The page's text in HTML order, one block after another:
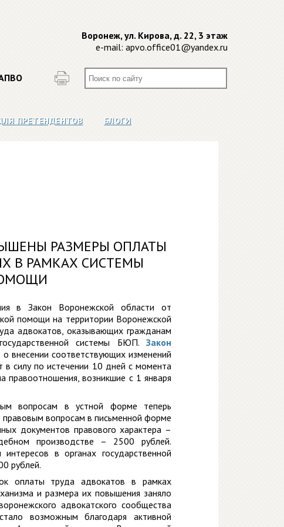
Воронеж, ул. Кирова, д. 22, 3 этаж
e-mail: apvo.office01@yandex.ru
ПРЕТЕНДЕНТОВ
БЛОГИ
РАЗМЕРЫ ОПЛАТЫ
В РАМКАХ СИСТЕМЫ
в Закон Воронежской области от
помощи на территории Воронежской
адвокатов, оказывающих гражданам
системы БЮП. Закон
о внесении соответствующих изменений
в силу по истечении 10 дней с момента
правоотношения, возникшие с 1 января
вопросам в устной форме теперь
правовым вопросам в письменной форме
документов правового характера –
производстве – 2500 рублей.
в органах государственной
рублей.
оплаты труда адвокатов в рамках
и размера их повышения заняло
адвокатского сообщества
возможным благодаря активной